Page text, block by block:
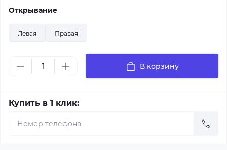
Открывание
Левая Правая
В корзину
Купить в 1 клик: